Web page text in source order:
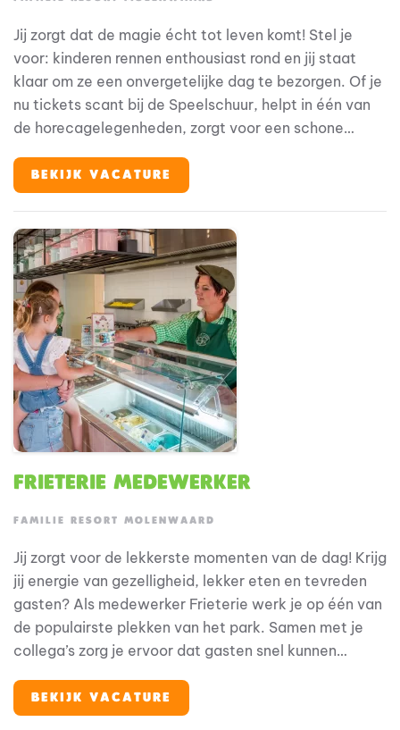
Jij zorgt dat de magie écht tot leven komt! Stel je
voor: kinderen rennen enthousiast rond en jij staat
klaar om ze een onvergetelijke dag te bezorgen. Of je
nu tickets scant bij de Speelschuur, helpt in één van
de horecagelegenheden, zorgt voor een schone
Bij Familie Resort Molenwaard stap je in de wereld
van Fien & Teun, waar alles draait om plezier,
dat elke gast zich welkom voelt vanaf het eerste
moment. Geen dag is hetzelfde en juist dát maakt
deze baan zo leuk.
BEKIJK VACATURE
Frieterie medewerker
FAMILIE RESORT MOLENWAARD
Jij zorgt voor de lekkerste momenten van de dag! Krijg
jij energie van gezelligheid, lekker eten en tevreden
gasten? Als medewerker Frieterie werk je op één van
de populairste plekken van het park. Samen met je
collega’s zorg je ervoor dat gasten snel kunnen
ijsjes. Bij Familie Resort Molenwaard draait alles om
beleving voor gezinnen met jonge kinderen. En jij? Jij
BEKIJK VACATURE